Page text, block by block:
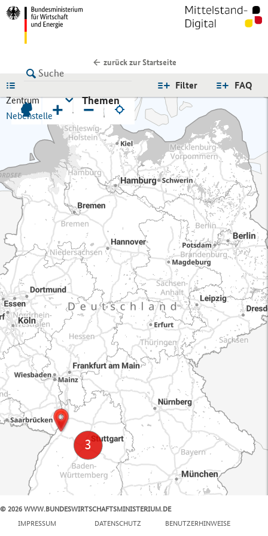
zurück zur Startseite
FAQ
Filter
Zentrum
Nebenstelle
Themen
+ −
© 2026 WWW.BUNDESWIRTSCHAFTSMINISTERIUM.DE
IMPRESSUM
DATENSCHUTZ BENUTZERHINWEISE